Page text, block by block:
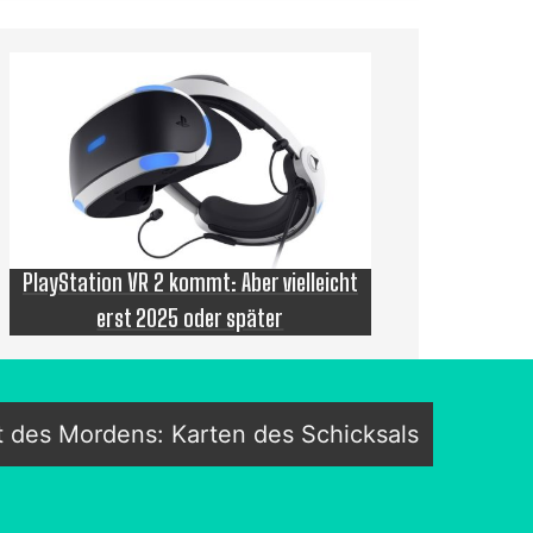
PlayStation VR 2 kommt: Aber vielleicht
erst 2025 oder später
des Mordens: Karten des Schicksals